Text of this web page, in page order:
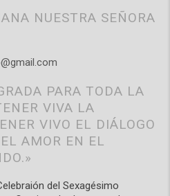
NUESTRA SEÑORA
PARA TODA LA
VIVA LA
VIVO EL DIÁLOGO
AMOR EN EL
del Sexagésimo